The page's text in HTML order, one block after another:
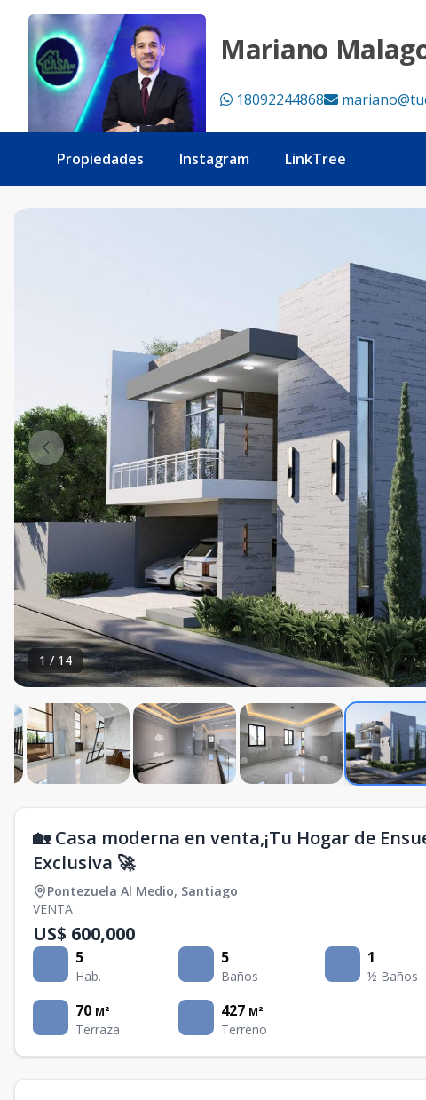
Mariano
18092244868
Propiedades Instagram LinkTree
1 / 14
🏡 Casa moderna en venta,¡Tu Hogar de
Exclusiva 🚀
Pontezuela Al Medio, Santiago
VENTA
US$ 600,000
5
Hab.
5
Baños
1
½ Baños
70 M²
Terraza
427 M²
Terreno
🏡 Casa moderna en venta,¡Tu Hogar de Ensueño Te Espera!